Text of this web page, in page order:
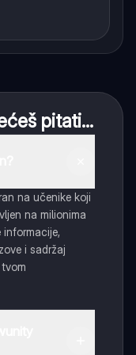
pitati...
na učenike koji
na milionima
informacije,
i sadržaj